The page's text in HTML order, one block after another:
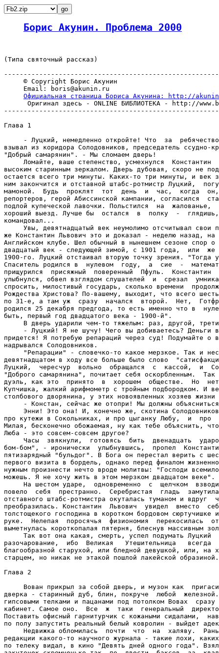
Борис Акунин. Проблема 2000
(Типа святочный рассказ)
     © Copyright Борис Акунин
     Email: boris@akunin.ru
Официальная страница Бориса Акунина: http://